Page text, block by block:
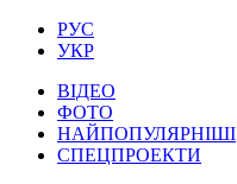
РУС
УКР
ВІДЕО
ФОТО
НАЙПОПУЛЯРНІШІ
СПЕЦПРОЕКТИ